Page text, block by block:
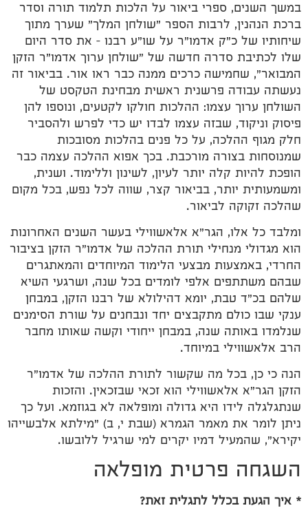
במשך השנים, ספרי ביאור על הלכות תלמוד תורה וסדר
ברכת הנהנין, לרבות הספר "שולחן המלך" שערך מתוך
שיחותיו של כ"ק אדמו"ר על שו"ע רבנו – את סדר היום
שלו לכתיבת סדרה חדשה של "שולחן ערוך אדמו"ר הזקן
המבואר", שחמישה כרכים ממנה כבר ראו אור. בביאור זה
נעשתה עבודה פרשנית ראשית מבחינת הטקסט של
השולחן ערוך עצמו: ההלכות חולקו לקטעים, ונוספו להן
פיסוק וניקוד, שבזה עצמו לבדו יש כדי לפרש ולהסביר
חלק מגוף ההלכה, על כל פנים בהלכות מסובכות
שמנוסחות בצורה מורכבת. בכך אפוא ההלכה עצמה כבר
הופכת להיות קלה יותר לעיון, לשינון וללימוד. ושנית,
ומשמעותית יותר, בביאור קצר, שווה לכל נפש, בכל מקום
שהלכה זקוקה לביאור.
ומלבד כל אלו, הגר"א אלאשווילי בעשר השנים האחרונות
הוא מגדולי מנחילי תורת ההלכה של אדמו"ר הזקן בציבור
החרדי, באמצעות מבצעי הלימוד המיוחדים והמאתגרים
שבהם משתתפים אלפי לומדים בכל שנה, ושרגעי השיא
שלהם בכ"ד טבת, יומא דהילולא של רבנו הזקן, במבחן
ענקי שבו כולם מתקבצים יחד ונבחנים על שורת הסימנים
שנלמדו באותה שנה, במבחן ייחודי וקשה שאותו מחבר
הרב אלאשווילי במיוחד.
הנה כי כן, בכל מה שקשור לתורת ההלכה של אדמו"ר
הזקן הגר"א אלאשווילי הוא זכאי שבזכאין. והזכות
שנתגלגלה לידו היא גדולה ומופלאה לא בגוזמא. ועל כך
ניתן לומר את מאמר הגמרא (שבת י, ב) "מילתא אלבשייהו
יקירא", שהמעיל דמיו יקרים למי שרגיל ללובשו.
השגחה פרטית מופלאה
* איך הגעת בכלל לתגלית זאת?